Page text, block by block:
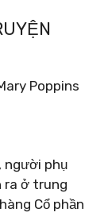
người phụ
ra ở trung
Cổ phần